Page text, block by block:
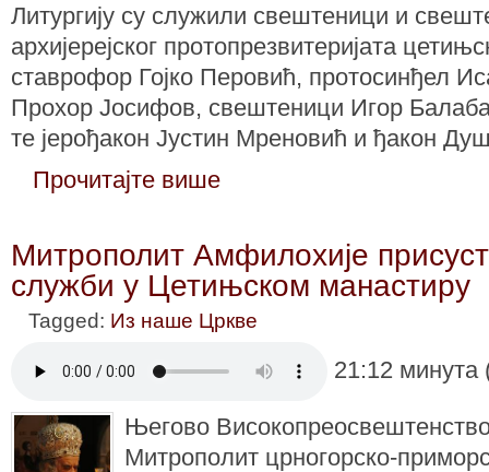
Литургију су служили свештеници и
архијерејског протопрезвитеријата
ставрофор Гојко Перовић, протосинђел
Прохор Јосифов, свештеници Игор
те јерођакон Јустин Мреновић и ђакон
Прочитајте више
Митрополит Амфилохије
служби у Цетињском манастиру
Tagged: Из наше Цркве
21:12
Његово
Митрополит црногорско-